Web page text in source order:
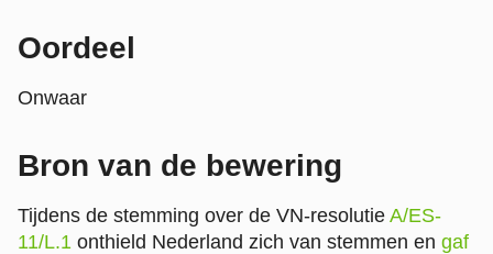
Oordeel
Onwaar
Bron van de bewering
Tijdens de stemming over de VN-resolutie A/ES-
11/L.1 onthield Nederland zich van stemmen en gaf